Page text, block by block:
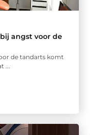
angst voor de
de tandarts komt